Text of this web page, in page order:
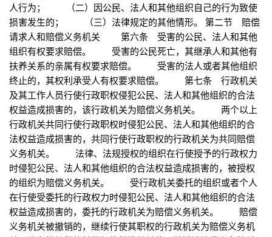
人行为； （二）因公民、法人和其他组织自己的行为致使
损害发生的； （三）法律规定的其他情形。 第二节 赔偿
请求人和赔偿义务机关 第六条 受害的公民、法人和其他
组织有权要求赔偿。 受害的公民死亡，其继承人和其他有
扶养关系的亲属有权要求赔偿。 受害的法人或者其他组织
终止的，其权利承受人有权要求赔偿。 第七条 行政机关
及其工作人员行使行政职权侵犯公民、法人和其他组织的合法
权益造成损害的，该行政机关为赔偿义务机关。 两个以上
行政机关共同行使行政职权时侵犯公民、法人和其他组织的合
法权益造成损害的，共同行使行政职权的行政机关为共同赔偿
义务机关。 法律、法规授权的组织在行使授予的行政权力
时侵犯公民、法人和其他组织的合法权益造成损害的，被授权
的组织为赔偿义务机关。 受行政机关委托的组织或者个人
在行使受委托的行政权力时侵犯公民、法人和其他组织的合法
权益造成损害的，委托的行政机关为赔偿义务机关。 赔偿
义务机关被撤销的，继续行使其职权的行政机关为赔偿义务机